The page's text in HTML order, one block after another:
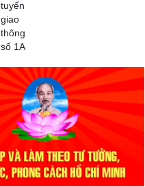
tuyến
giao
thông
số 1A